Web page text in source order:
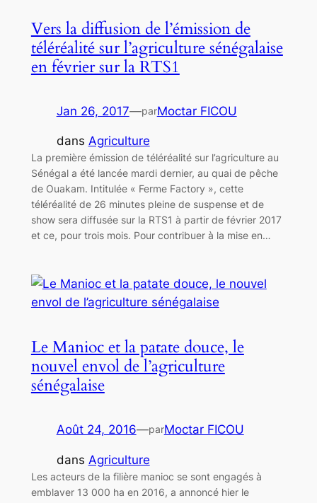
Vers la diffusion de l’émission de
téléréalité sur l’agriculture sénégalaise
en février sur la RTS1
Jan 26, 2017—parMoctar FICOU
dans Agriculture
La première émission de téléréalité sur l’agriculture au
Sénégal a été lancée mardi dernier, au quai de pêche
de Ouakam. Intitulée « Ferme Factory », cette
téléréalité de 26 minutes pleine de suspense et de
show sera diffusée sur la RTS1 à partir de février 2017
et ce, pour trois mois. Pour contribuer à la mise en…
Le Manioc et la patate douce, le
nouvel envol de l’agriculture
sénégalaise
Août 24, 2016—parMoctar FICOU
dans Agriculture
Les acteurs de la filière manioc se sont engagés à
emblaver 13 000 ha en 2016, a annoncé hier le